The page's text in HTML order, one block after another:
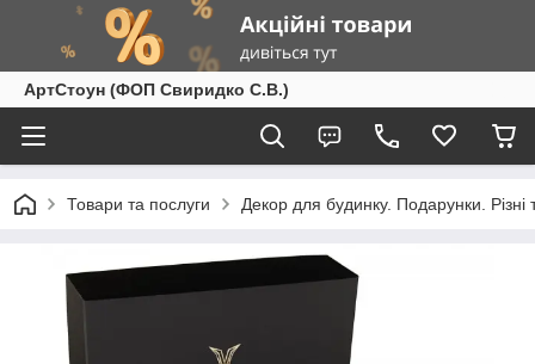
АртСтоун (ФОП Свиридко С.В.)
Товари та послуги Декор для будинку. Подарунки.